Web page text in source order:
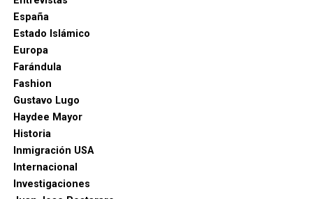
España
Estado Islámico
Europa
Farándula
Fashion
Gustavo Lugo
Haydee Mayor
Historia
Inmigración USA
Internacional
Investigaciones